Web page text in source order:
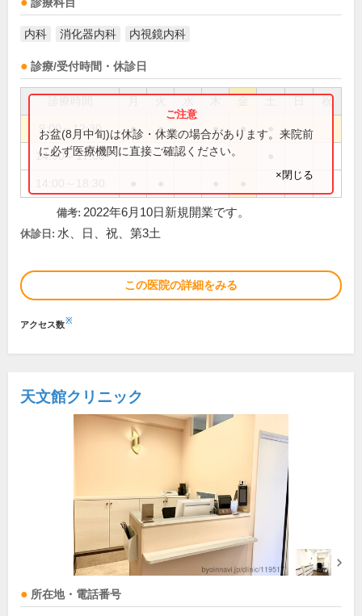
診療科目
内科 消化器内科 内視鏡内科
診療/受付時間・休診日
祝
9:00～12:30 ● ● ● ●
14:00～17:00
お盆(8月中旬)は休診・休業の場合があります。来院前
に必ず医療機関に直接ご確認ください。
×閉じる
備考: 2022年6月10日新規開業です。
休診日: 水、日、祝、第3土
この医院の詳細をみる
アクセス数※
天文館クリニック
所在地・電話番号